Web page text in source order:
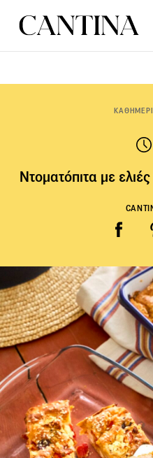
Ντοματόπιτα με